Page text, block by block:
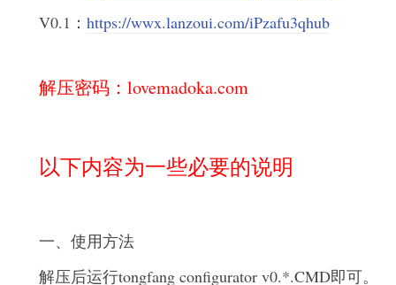
V0.1： https://wwx.lanzoui.com/iPzafu3qhub
解压密码：lovemadoka.com
以下内容为一些必要的说明
一、使用方法
解压后运行tongfang configurator v0.*.CMD即可。